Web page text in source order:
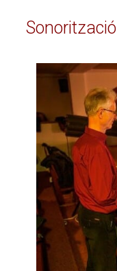
Sonorització